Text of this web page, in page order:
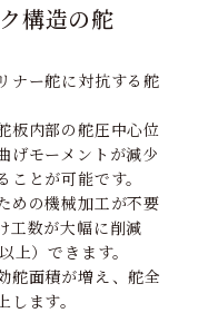
構造の舵
ナー舵に対抗する舵
板内部の舵圧中心位
げモーメントが減少
とが可能です。
めの機械加工が不要
工数が大幅に削減
上）できます。
舵面積が増え、舵全
ます。